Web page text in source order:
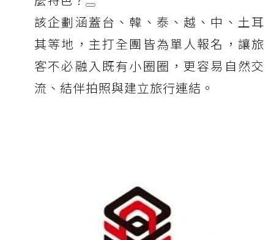
該企劃涵蓋台、韓、泰、越、中、土耳
其等地，主打全團皆為單人報名，讓旅
客不必融入既有小圈圈，更容易自然交
流、結伴拍照與建立旅行連結。